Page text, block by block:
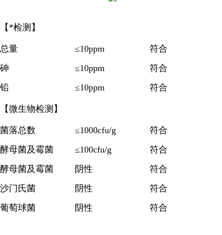
【*检测】
总量 ≤10ppm
符合
砷
≤10ppm
符合
铅
≤10ppm 符合
【微生物检测】
菌落总数 ≤1000cfu/g
符合
酵母菌及霉菌
≤100cfu/g
符合
酵母菌及霉菌
阴性
符合
沙门氏菌
阴性
符合
葡萄球菌
阴性 符合